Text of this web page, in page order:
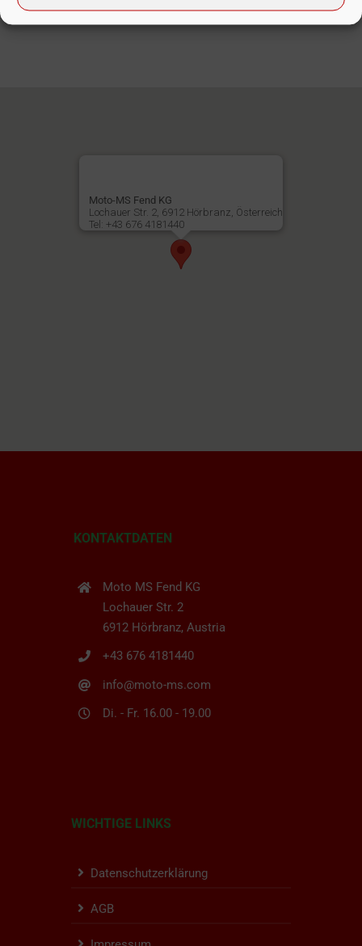
Moto-MS Fend KG
Lochauer Str. 2, 6912 Hörbranz, Österreich
Tel: +43 676 4181440
KONTAKTDATEN
Moto MS Fend KG
Lochauer Str. 2
6912 Hörbranz, Austria
+43 676 4181440
info@moto-ms.com
Di. - Fr. 16.00 - 19.00
WICHTIGE LINKS
Datenschutzerklärung
AGB